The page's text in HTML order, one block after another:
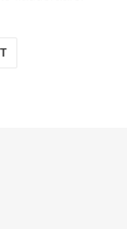
PINNEN